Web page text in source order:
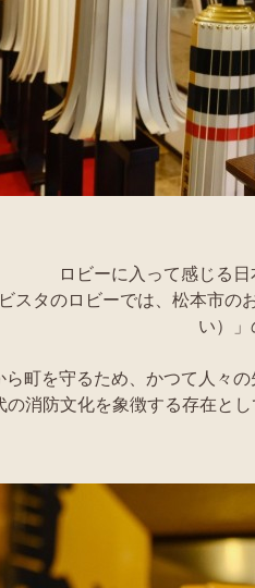
ロビーに入って感じる
スタのロビーでは、松本市の
い）」
ら町を守るため、かつて人々
の消防文化を象徴する存在と